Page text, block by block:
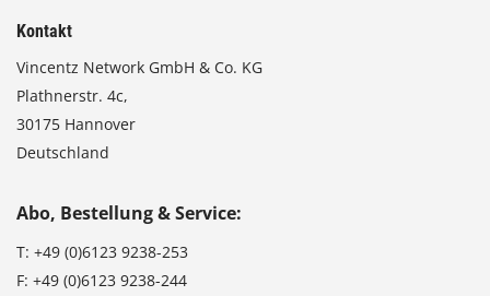
Kontakt
Vincentz Network GmbH & Co. KG
Plathnerstr. 4c,
30175 Hannover
Deutschland
Abo, Bestellung & Service:
T: +49 (0)6123 9238-253
F: +49 (0)6123 9238-244